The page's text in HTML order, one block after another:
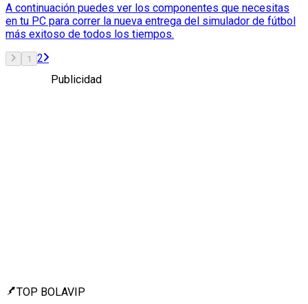
A continuación puedes ver los componentes que necesitas
en tu PC para correr la nueva entrega del simulador de fútbol
más exitoso de todos los tiempos.
1
2
Publicidad
TOP BOLAVIP